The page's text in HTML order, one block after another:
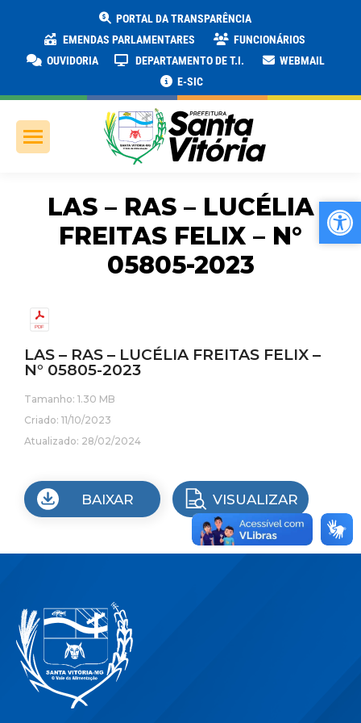
PORTAL DA TRANSPARÊNCIA
EMENDAS PARLAMENTARES
FUNCIONÁRIOS
OUVIDORIA
DEPARTAMENTO DE T.I.
WEBMAIL
E-SIC
LAS – RAS – LUCÉLIA
FREITAS FELIX – N°
05805-2023
LAS – RAS – LUCÉLIA FREITAS FELIX –
N° 05805-2023
Tamanho: 1.30 MB
Criado: 11/10/2023
Atualizado: 28/02/2024
BAIXAR VISUALIZAR